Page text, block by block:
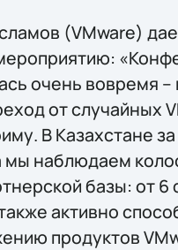
(VMware)
очень вовремя –
от случайных
В Казахстане
мы наблюдаем
базы: от 6
активно
продуктов